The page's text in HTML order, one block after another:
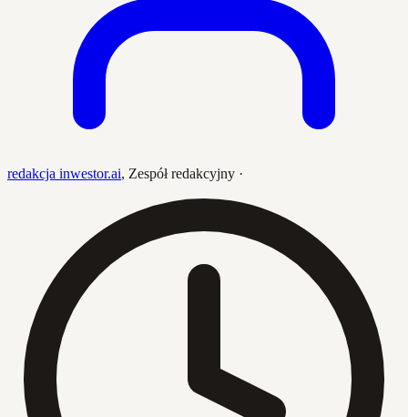
redakcja inwestor.ai, Zespół redakcyjny ·